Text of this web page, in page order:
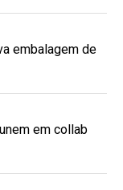
embalagem de
em collab